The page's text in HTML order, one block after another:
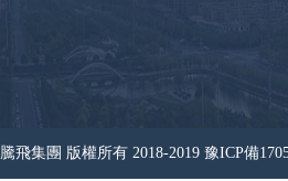
騰飛集團 版權所有 2018-2019 豫ICP備